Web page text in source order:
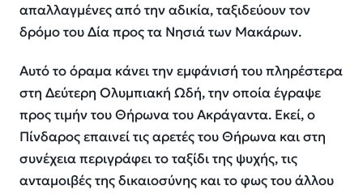
απαλλαγμένες από την αδικία, ταξιδεύουν τον
δρόμο του Δία προς τα Νησιά των Μακάρων.
Αυτό το όραμα κάνει την εμφάνισή του πληρέστερα
στη Δεύτερη Ολυμπιακή Ωδή, την οποία έγραψε
προς τιμήν του Θήρωνα του Ακράγαντα. Εκεί, ο
Πίνδαρος επαινεί τις αρετές του Θήρωνα και στη
συνέχεια περιγράφει το ταξίδι της ψυχής, τις
ανταμοιβές της δικαιοσύνης και το φως του άλλου